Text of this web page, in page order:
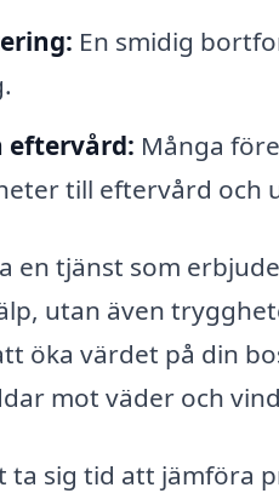
En smidig
eftervård: Många
till eftervård och
en tjänst som
utan även
öka värdet på din
mot väder och
ta sig tid att jämföra